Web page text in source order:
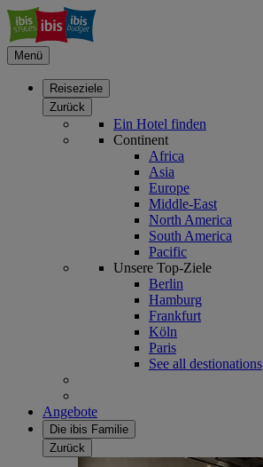
Menü
Reiseziele
Zurück
Ein Hotel finden
Continent
Africa
Asia
Europe
Middle-East
North America
South America
Pacific
Unsere Top-Ziele
Berlin
Hamburg
Frankfurt
Köln
Paris
See all destionations
Angebote
Die ibis Familie
Zurück